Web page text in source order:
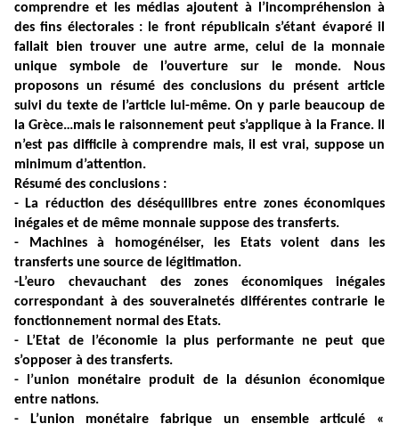
comprendre et les médias ajoutent à l’incompréhension à
des fins électorales : le front républicain s’étant évaporé il
fallait bien trouver une autre arme, celui de la monnaie
unique symbole de l’ouverture sur le monde. Nous
proposons un résumé des conclusions du présent article
suivi du texte de l’article lui-même. On y parle beaucoup de
la Grèce…mais le raisonnement peut s’applique à la France. Il
n’est pas difficile à comprendre mais, il est vrai, suppose un
minimum d’attention.
Résumé des conclusions :
- La réduction des déséquilibres entre zones économiques
inégales et de même monnaie suppose des transferts.
- Machines à homogénéiser, les Etats voient dans les
transferts une source de légitimation.
-L’euro chevauchant des zones économiques inégales
correspondant à des souverainetés différentes contrarie le
fonctionnement normal des Etats.
- L’Etat de l’économie la plus performante ne peut que
s’opposer à des transferts.
- l’union monétaire produit de la désunion économique
entre nations.
- L’union monétaire fabrique un ensemble articulé «